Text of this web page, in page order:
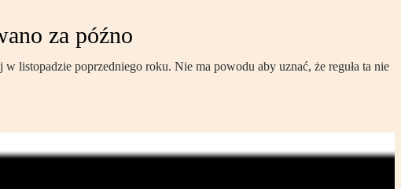
za późno
poprzedniego roku. Nie ma powodu aby uznać, że reguła ta nie